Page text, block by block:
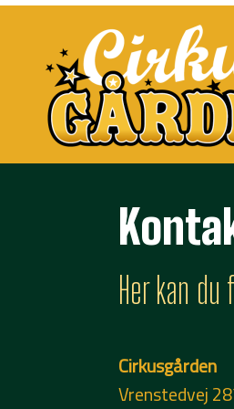
Her kan
Cirkusgården
Vrenstedvej